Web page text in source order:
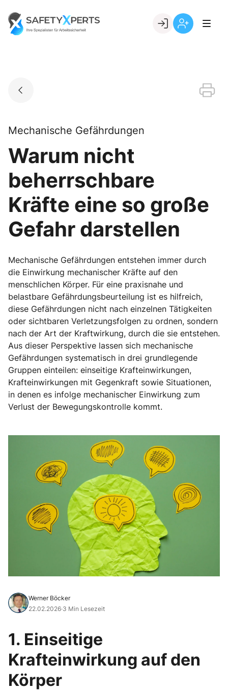
content
Go to landing page.
Mechanische Gefährdungen
Warum nicht
beherrschbare
Kräfte eine so große
Gefahr darstellen
Mechanische Gefährdungen entstehen immer durch
die Einwirkung mechanischer Kräfte auf den
menschlichen Körper. Für eine praxisnahe und
belastbare Gefährdungsbeurteilung ist es hilfreich,
diese Gefährdungen nicht nach einzelnen Tätigkeiten
oder sichtbaren Verletzungsfolgen zu ordnen, sondern
nach der Art der Kraftwirkung, durch die sie entstehen.
Aus dieser Perspektive lassen sich mechanische
Gefährdungen systematisch in drei grundlegende
Gruppen einteilen: einseitige Krafteinwirkungen,
Krafteinwirkungen mit Gegenkraft sowie Situationen,
in denen es infolge mechanischer Einwirkung zum
Verlust der Bewegungskontrolle kommt.
Werner Böcker
22.02.2026·3 Min Lesezeit
1. Einseitige
Krafteinwirkung auf den
Körper